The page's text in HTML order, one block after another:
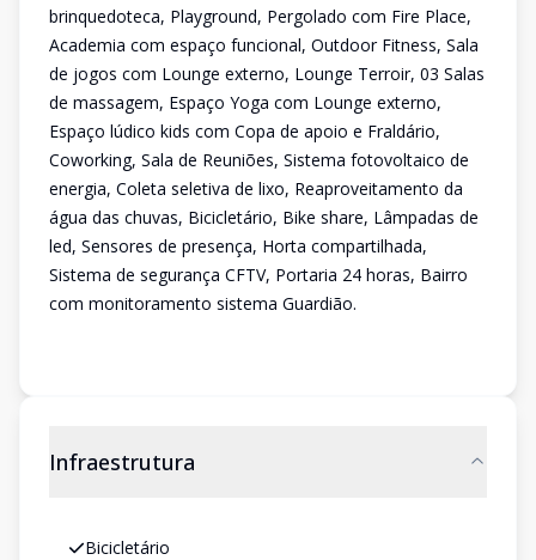
brinquedoteca, Playground, Pergolado com Fire Place,
Academia com espaço funcional, Outdoor Fitness, Sala
de jogos com Lounge externo, Lounge Terroir, 03 Salas
de massagem, Espaço Yoga com Lounge externo,
Espaço lúdico kids com Copa de apoio e Fraldário,
Coworking, Sala de Reuniões, Sistema fotovoltaico de
energia, Coleta seletiva de lixo, Reaproveitamento da
água das chuvas, Bicicletário, Bike share, Lâmpadas de
led, Sensores de presença, Horta compartilhada,
Sistema de segurança CFTV, Portaria 24 horas, Bairro
com monitoramento sistema Guardião.
Infraestrutura
Bicicletário